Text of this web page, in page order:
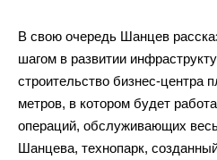
В свою очередь Шанцев
шагом в развитии
строительство бизнес-центра
метров, в котором будет
операций, обслуживающих
Шанцева, технопарк,